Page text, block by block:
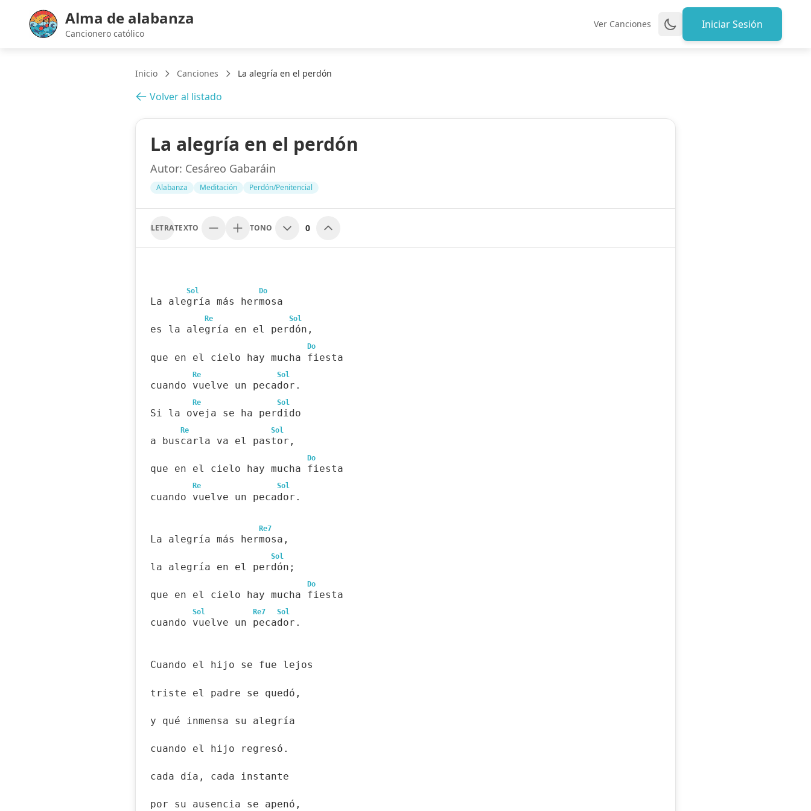
Alma de alabanza
Cancionero católico
Ver Canciones Iniciar Sesión
Inicio Canciones La alegría en el perdón
Volver al listado
La alegría en el perdón
Autor: Cesáreo Gabaráin
Alabanza Meditación Perdón/Penitencial
LETRATEXTO TONO 0
Sol Do
La alegría más hermosa
Re Sol
es la alegría en el perdón,
Do
que en el cielo hay mucha fiesta
Re Sol
cuando vuelve un pecador.
Re Sol
Si la oveja se ha perdido
Re Sol
a buscarla va el pastor,
Do
que en el cielo hay mucha fiesta
Re Sol
cuando vuelve un pecador.
Re7
La alegría más hermosa,
Sol
la alegría en el perdón;
Do
que en el cielo hay mucha fiesta
Sol Re7 Sol
cuando vuelve un pecador.
Cuando el hijo se fue lejos
triste el padre se quedó,
y qué inmensa su alegría
cuando el hijo regresó.
cada día, cada instante
por su ausencia se apenó,